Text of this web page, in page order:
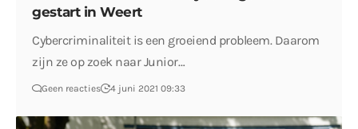
gestart in Weert
Cybercriminaliteit is een groeiend probleem. Daarom
zijn ze op zoek naar Junior…
Geen reacties 4 juni 2021 09:33